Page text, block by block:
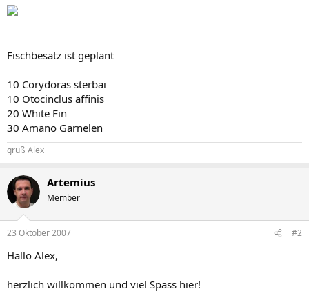
Fischbesatz ist geplant
10 Corydoras sterbai
10 Otocinclus affinis
20 White Fin
30 Amano Garnelen
gruß Alex
Artemius
Member
23 Oktober 2007 #2
Hallo Alex,
herzlich willkommen und viel Spass hier!